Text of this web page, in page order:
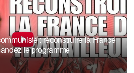
: reconstruire la France
le programme